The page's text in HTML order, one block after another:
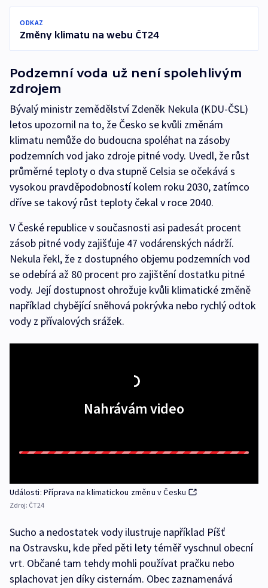
ODKAZ
Změny klimatu na webu ČT24
Podzemní voda už není spolehlivým
zdrojem
Bývalý ministr zemědělství Zdeněk Nekula (KDU-ČSL)
letos upozornil na to, že Česko se kvůli změnám
klimatu nemůže do budoucna spoléhat na zásoby
podzemních vod jako zdroje pitné vody. Uvedl, že růst
průměrné teploty o dva stupně Celsia se očekává s
vysokou pravděpodobností kolem roku 2030, zatímco
dříve se takový růst teploty čekal v roce 2040.
V České republice v současnosti asi padesát procent
zásob pitné vody zajišťuje 47 vodárenských nádrží.
Nekula řekl, že z dostupného objemu podzemních vod
se odebírá až 80 procent pro zajištění dostatku pitné
vody. Její dostupnost ohrožuje kvůli klimatické změně
například chybějící sněhová pokrývka nebo rychlý odtok
vody z přívalových srážek.
Nahrávám video
Události: Příprava na klimatickou změnu v Česku
Zdroj: ČT24
Sucho a nedostatek vody ilustruje například Píšť
na Ostravsku, kde před pěti lety téměř vyschnul obecní
vrt. Občané tam tehdy mohli používat pračku nebo
splachovat jen díky cisternám. Obec zaznamenává